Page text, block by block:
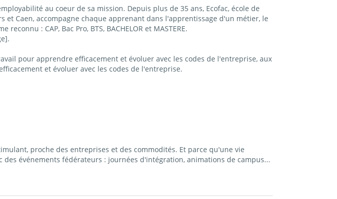
au coeur de sa mission. Depuis plus de 35 ans, Ecofac, école de
et Caen, accompagne chaque apprenant dans l'apprentissage d'un métier, le
: CAP, Bac Pro, BTS, BACHELOR et MASTERE.
pour apprendre efficacement et évoluer avec les codes de l'entreprise, aux
et évoluer avec les codes de l'entreprise.
proche des entreprises et des commodités. Et parce qu'une vie
événements fédérateurs : journées d'intégration, animations de campus...